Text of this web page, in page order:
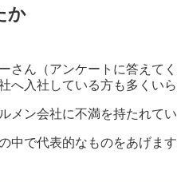
か
さん（アンケートに答えて
入社している方も多くいら
メン会社に不満を持たれて
中で代表的なものをあげます